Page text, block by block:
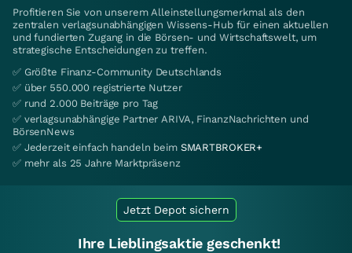
Profitieren Sie von unserem Alleinstellungsmerkmal als den
zentralen verlagsunabhängigen Wissens-Hub für einen aktuellen
und fundierten Zugang in die Börsen- und Wirtschaftswelt, um
strategische Entscheidungen zu treffen.
✅ Größte Finanz-Community Deutschlands
✅ über 550.000 registrierte Nutzer
✅ rund 2.000 Beiträge pro Tag
✅ verlagsunabhängige Partner ARIVA, FinanzNachrichten und
BörsenNews
✅ Jederzeit einfach handeln beim SMARTBROKER+
✅ mehr als 25 Jahre Marktpräsenz
Jetzt Depot sichern
Ihre Lieblingsaktie geschenkt!